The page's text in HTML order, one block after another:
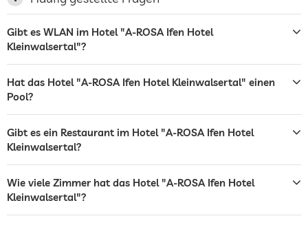
Garage/Parkhaus
Ladestation für Elektroautos
Liegestühle
Wäscheservice
Sonnenliegen
Sonnenschirme
Gibt es WLAN im Hotel "A-ROSA Ifen Hotel
Kleinwalsertal"?
Hat das Hotel "A-ROSA Ifen Hotel Kleinwalsertal" einen
Pool?
Gibt es ein Restaurant im Hotel "A-ROSA Ifen Hotel
Kleinwalsertal?
Wie viele Zimmer hat das Hotel "A-ROSA Ifen Hotel
Kleinwalsertal"?